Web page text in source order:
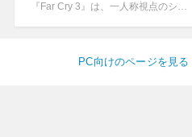
『Far Cry 3』は、一人称視点のシ…
PC向けのページを見る